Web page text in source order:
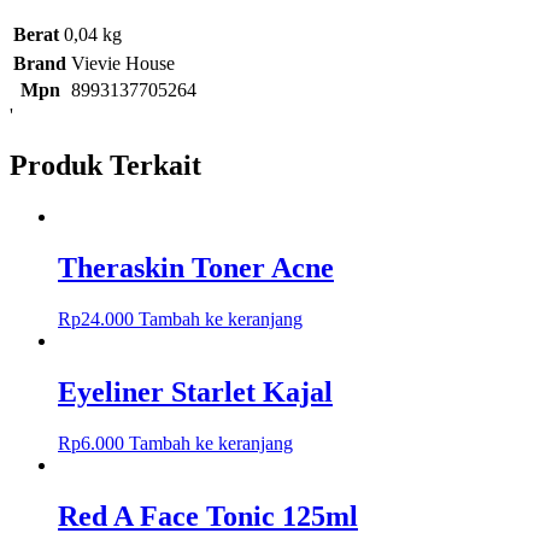
Berat 0,04 kg
Brand Vievie House
Mpn 8993137705264
'
Produk Terkait
Theraskin Toner Acne
Rp24.000 Tambah ke keranjang
Eyeliner Starlet Kajal
Rp6.000 Tambah ke keranjang
Red A Face Tonic 125ml